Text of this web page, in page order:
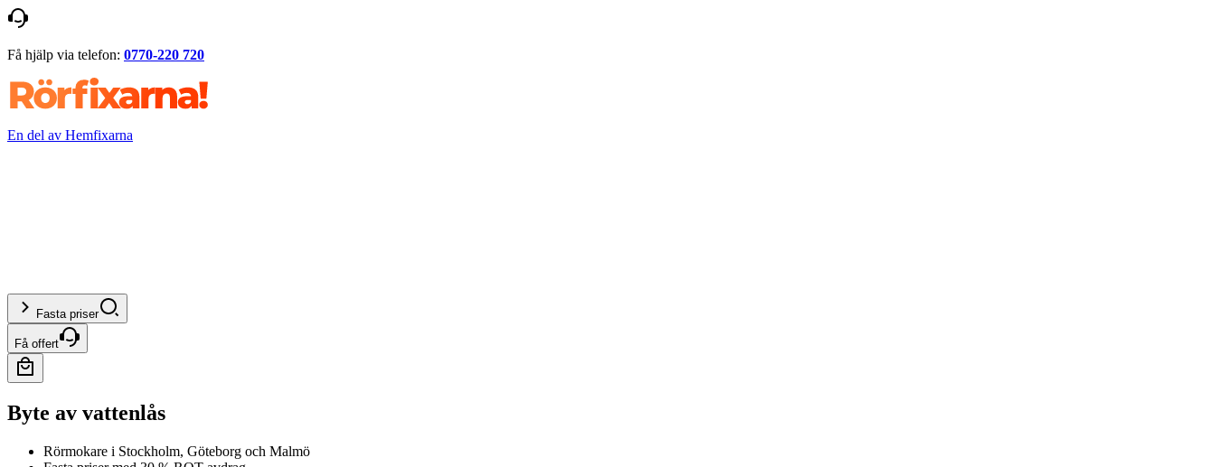
Få hjälp via telefon: 0770-220 720
En del av Hemfixarna
Fasta priser
Få offert
Byte av vattenlås
Rörmokare i Stockholm, Göteborg och Malmö